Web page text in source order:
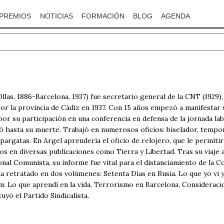
NOTICIAS FORMACIÓN BLOG AGENDA
1886-Barcelona, 1937) fue secretario general de la CNT
la provincia de Cádiz en 1937. Con 15 años empezó a
su participación en una conferencia en defensa de la jornada
hasta su muerte. Trabajó en numerosos oficios: biselador,
En Argel aprendería el oficio de relojero, que le
en diversas publicaciones como Tierra y Libertad. Tras su viaje
Comunista, su informe fue vital para el distanciamiento de la
en dos volúmenes: Setenta Días en Rusia. Lo que yo vi
que aprendí en la vida, Terrorismo en Barcelona,
el Partido Sindicalista.